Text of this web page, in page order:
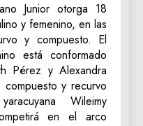
Junior otorga 18
y femenino, en las
y compuesto. El
está conformado
Pérez y Alexandra
y recurvo
Wileimy
en el arco